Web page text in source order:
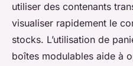
utiliser des contenants
visualiser rapidement le
stocks. L’utilisation de
boîtes modulables aide à